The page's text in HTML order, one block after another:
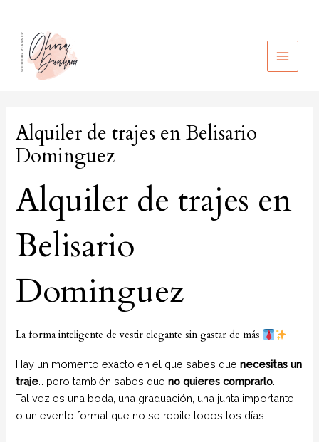
contenido
MAIN
Alquiler de trajes en Belisario
Dominguez
Alquiler de trajes en
Belisario
Dominguez
La forma inteligente de vestir elegante sin gastar de más
Hay un momento exacto en el que sabes quenecesitas un
traje… pero también sabes queno quieres comprarlo.
Tal vez es una boda, una graduación, una junta importante
o un evento formal que no se repite todos los días.